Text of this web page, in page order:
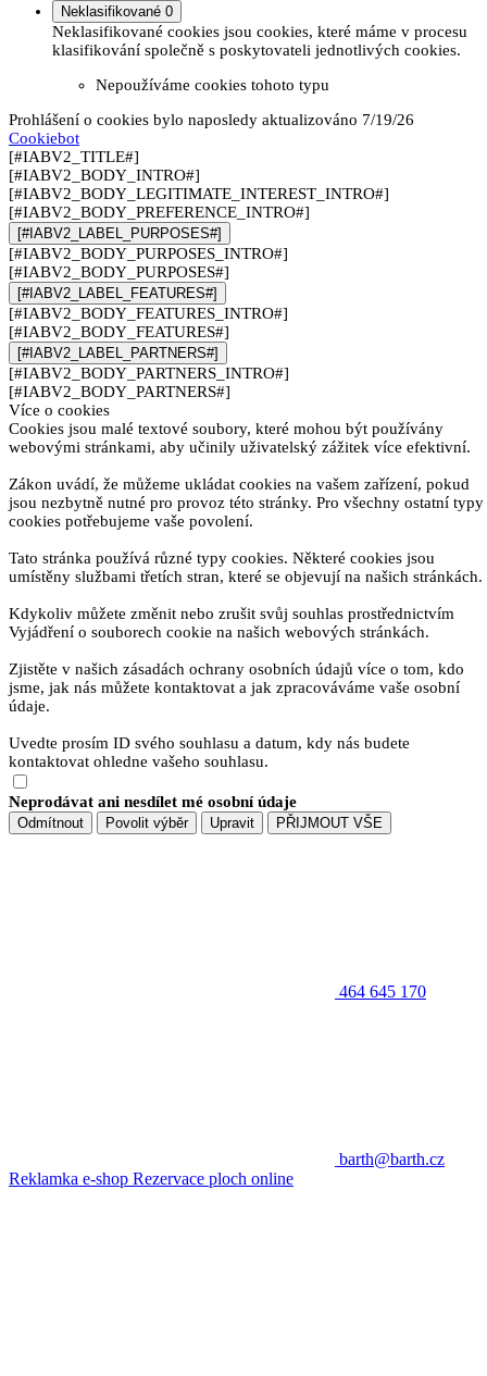
Neklasifikované 0
Neklasifikované cookies jsou cookies, které máme v procesu
klasifikování společně s poskytovateli jednotlivých cookies.
Nepoužíváme cookies tohoto typu
Prohlášení o cookies bylo naposledy aktualizováno 7/19/26
Cookiebot
[#IABV2_TITLE#]
[#IABV2_BODY_INTRO#]
[#IABV2_BODY_LEGITIMATE_INTEREST_INTRO#]
[#IABV2_BODY_PREFERENCE_INTRO#]
[#IABV2_LABEL_PURPOSES#]
[#IABV2_BODY_PURPOSES_INTRO#]
[#IABV2_BODY_PURPOSES#]
[#IABV2_LABEL_FEATURES#]
[#IABV2_BODY_FEATURES_INTRO#]
[#IABV2_BODY_FEATURES#]
[#IABV2_LABEL_PARTNERS#]
[#IABV2_BODY_PARTNERS_INTRO#]
[#IABV2_BODY_PARTNERS#]
Více o cookies
Cookies jsou malé textové soubory, které mohou být používány
webovými stránkami, aby učinily uživatelský zážitek více efektivní.
Zákon uvádí, že můžeme ukládat cookies na vašem zařízení, pokud
jsou nezbytně nutné pro provoz této stránky. Pro všechny ostatní typy
cookies potřebujeme vaše povolení.
Tato stránka používá různé typy cookies. Některé cookies jsou
umístěny službami třetích stran, které se objevují na našich stránkách.
Kdykoliv můžete změnit nebo zrušit svůj souhlas prostřednictvím
Vyjádření o souborech cookie na našich webových stránkách.
Zjistěte v našich zásadách ochrany osobních údajů více o tom, kdo
jsme, jak nás můžete kontaktovat a jak zpracováváme vaše osobní
údaje.
Uvedte prosím ID svého souhlasu a datum, kdy nás budete
kontaktovat ohledne vašeho souhlasu.
Neprodávat ani nesdílet mé osobní údaje
Odmítnout Povolit výběr Upravit PŘIJMOUT VŠE
464 645 170
barth@barth.cz
Reklamka e-shop Rezervace ploch online